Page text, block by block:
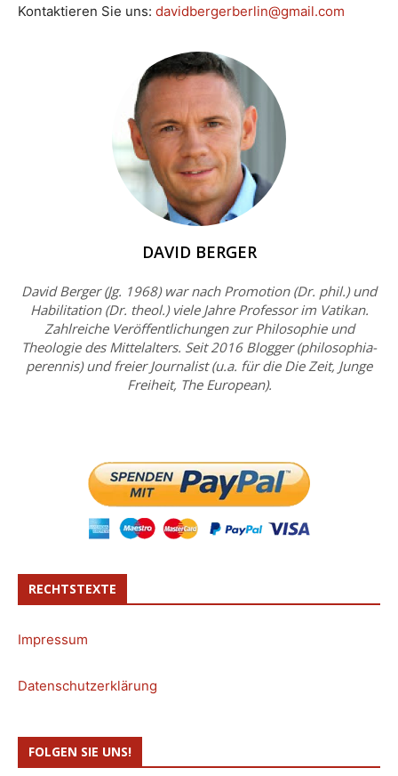
Kontaktieren Sie uns: davidbergerberlin@gmail.com
DAVID BERGER
David Berger (Jg. 1968) war nach Promotion (Dr. phil.) und
Habilitation (Dr. theol.) viele Jahre Professor im Vatikan.
Zahlreiche Veröffentlichungen zur Philosophie und
Theologie des Mittelalters. Seit 2016 Blogger (philosophia-
perennis) und freier Journalist (u.a. für die Die Zeit, Junge
Freiheit, The European).
RECHTSTEXTE
Impressum
Datenschutzerklärung
FOLGEN SIE UNS!